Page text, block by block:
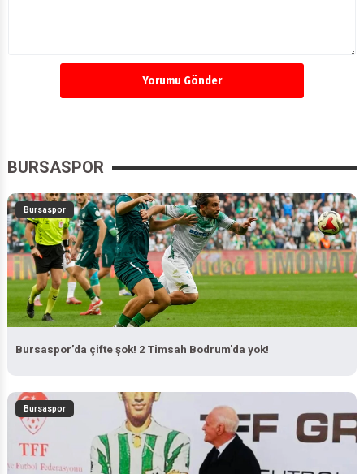
Yorumu Gönder
BURSASPOR
Bursaspor
Bursaspor’da çifte şok! 2 Timsah Bodrum'da yok!
Bursaspor